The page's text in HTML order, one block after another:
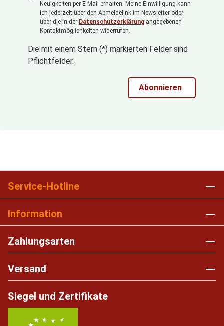
Neuigkeiten per E-Mail erhalten. Meine Einwilligung kann
ich jederzeit über den Abmeldelink im Newsletter oder
über die in der Datenschutzerklärung angegebenen
Kontaktmöglichkeiten widerrufen.
Die mit einem Stern (*) markierten Felder sind
Pflichtfelder.
Abonnieren
Service-Hotline
Information
Zahlungsarten
Versand
Siegel und Zertifikate